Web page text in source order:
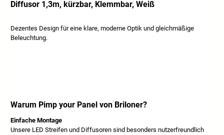
Diffusor 1,3m, kürzbar, Klemmbar, Weiß
Dezentes Design für eine klare, moderne Optik und gleichmäßige
Beleuchtung.
Warum Pimp your Panel von Briloner?
Einfache Montage
Unsere LED Streifen und Diffusoren sind besonders nutzerfreundlich